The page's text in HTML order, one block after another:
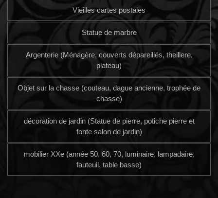
Vieilles cartes postales
Statue de marbre
Argenterie (Ménagère, couverts dépareillés, theillere,
plateau)
Objet sur la chasse (couteau, dague ancienne, trophée de
chasse)
décoration de jardin (Statue de pierre, potiche pierre et
fonte salon de jardin)
mobilier XXe (année 50, 60, 70, luminaire, lampadaire,
fauteuil, table basse)